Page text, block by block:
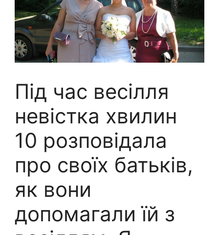
Під час весілля
невістка хвилин
10 розповідала
про своїх батьків,
як вони
допомагали їй з